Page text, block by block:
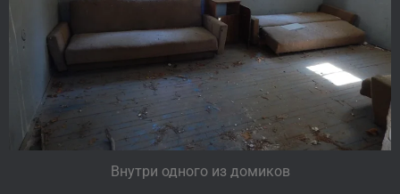
Внутри одного из домиков